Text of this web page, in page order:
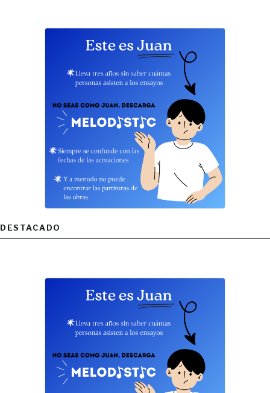
DESTACADO